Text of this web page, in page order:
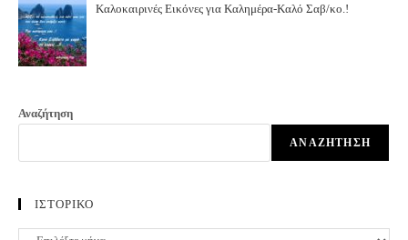
Καλοκαιρινές Εικόνες για Καλημέρα-Καλό Σαβ/κο.!
Αναζήτηση
ΑΝΑΖΉΤΗΣΗ
ΙΣΤΟΡΙΚΟ